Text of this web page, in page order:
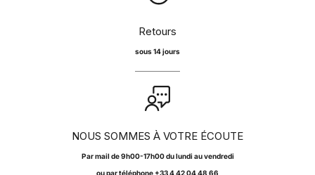
Retours
sous 14 jours
NOUS SOMMES À VOTRE ÉCOUTE
Parmail de 9h00-17h00 du lundi au vendredi
ou par téléphone +33 4 42 04 48 66